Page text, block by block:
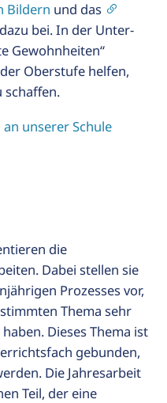
Bildern und das
bei. In der Unter-
Gewohnheiten“
Oberstufe helfen,
schaffen.
unserer Schule
die
Dabei stellen sie
Prozesses vor,
Thema sehr
Dieses Thema ist
gebunden,
Die Jahresarbeit
Teil, der eine